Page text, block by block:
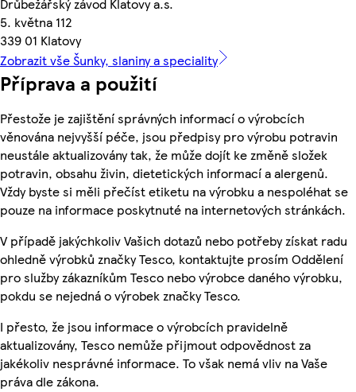
5. května 112
339 01 Klatovy
Zobrazit vše Šunky, slaniny a speciality
Příprava a použití
Přestože je zajištění správných informací o výrobcích
věnována nejvyšší péče, jsou předpisy pro výrobu potravin
neustále aktualizovány tak, že může dojít ke změně složek
potravin, obsahu živin, dietetických informací a alergenů.
Vždy byste si měli přečíst etiketu na výrobku a nespoléhat se
pouze na informace poskytnuté na internetových stránkách.
V případě jakýchkoliv Vašich dotazů nebo potřeby získat radu
ohledně výrobků značky Tesco, kontaktujte prosím Oddělení
pro služby zákazníkům Tesco nebo výrobce daného výrobku,
pokdu se nejedná o výrobek značky Tesco.
I přesto, že jsou informace o výrobcích pravidelně
aktualizovány, Tesco nemůže přijmout odpovědnost za
jakékoliv nesprávné informace. To však nemá vliv na Vaše
práva dle zákona.